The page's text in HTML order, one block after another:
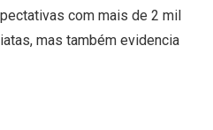
com mais de 2 mil
mas também evidencia